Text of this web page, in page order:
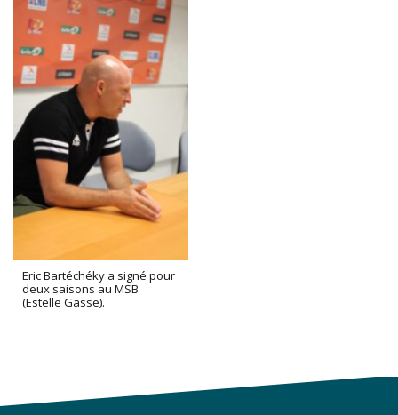
Eric Bartéchéky a signé pour
deux saisons au MSB
(Estelle Gasse).